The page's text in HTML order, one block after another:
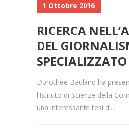
1 Ottobre 2016
RICERCA
DEL
SPECIALIZZATO
Dorothee Bauland ha
l’Istituto di Scienze della
una interessante tesi di...